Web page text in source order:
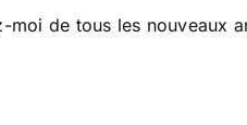
moi de tous les nouveaux